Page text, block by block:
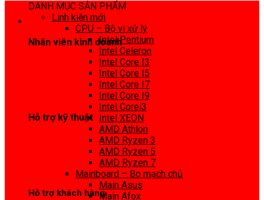
Nhân viên kinh doanh
Hỗ trợ kỹ thuật
Hỗ trợ khách hàng
DANH MỤC SẢN PHẨM
Linh kiện mới
CPU – Bộ vi xử lý
Intel Pentium
Intel Celeron
Intel Core I3
Intel Core I5
Intel Core I7
Intel Core I9
Intel Corei3
Intel XEON
AMD Athlon
AMD Ryzen 3
AMD Ryzen 5
AMD Ryzen 7
Mainboard – Bo mạch chủ
Main Asus
Main Afox